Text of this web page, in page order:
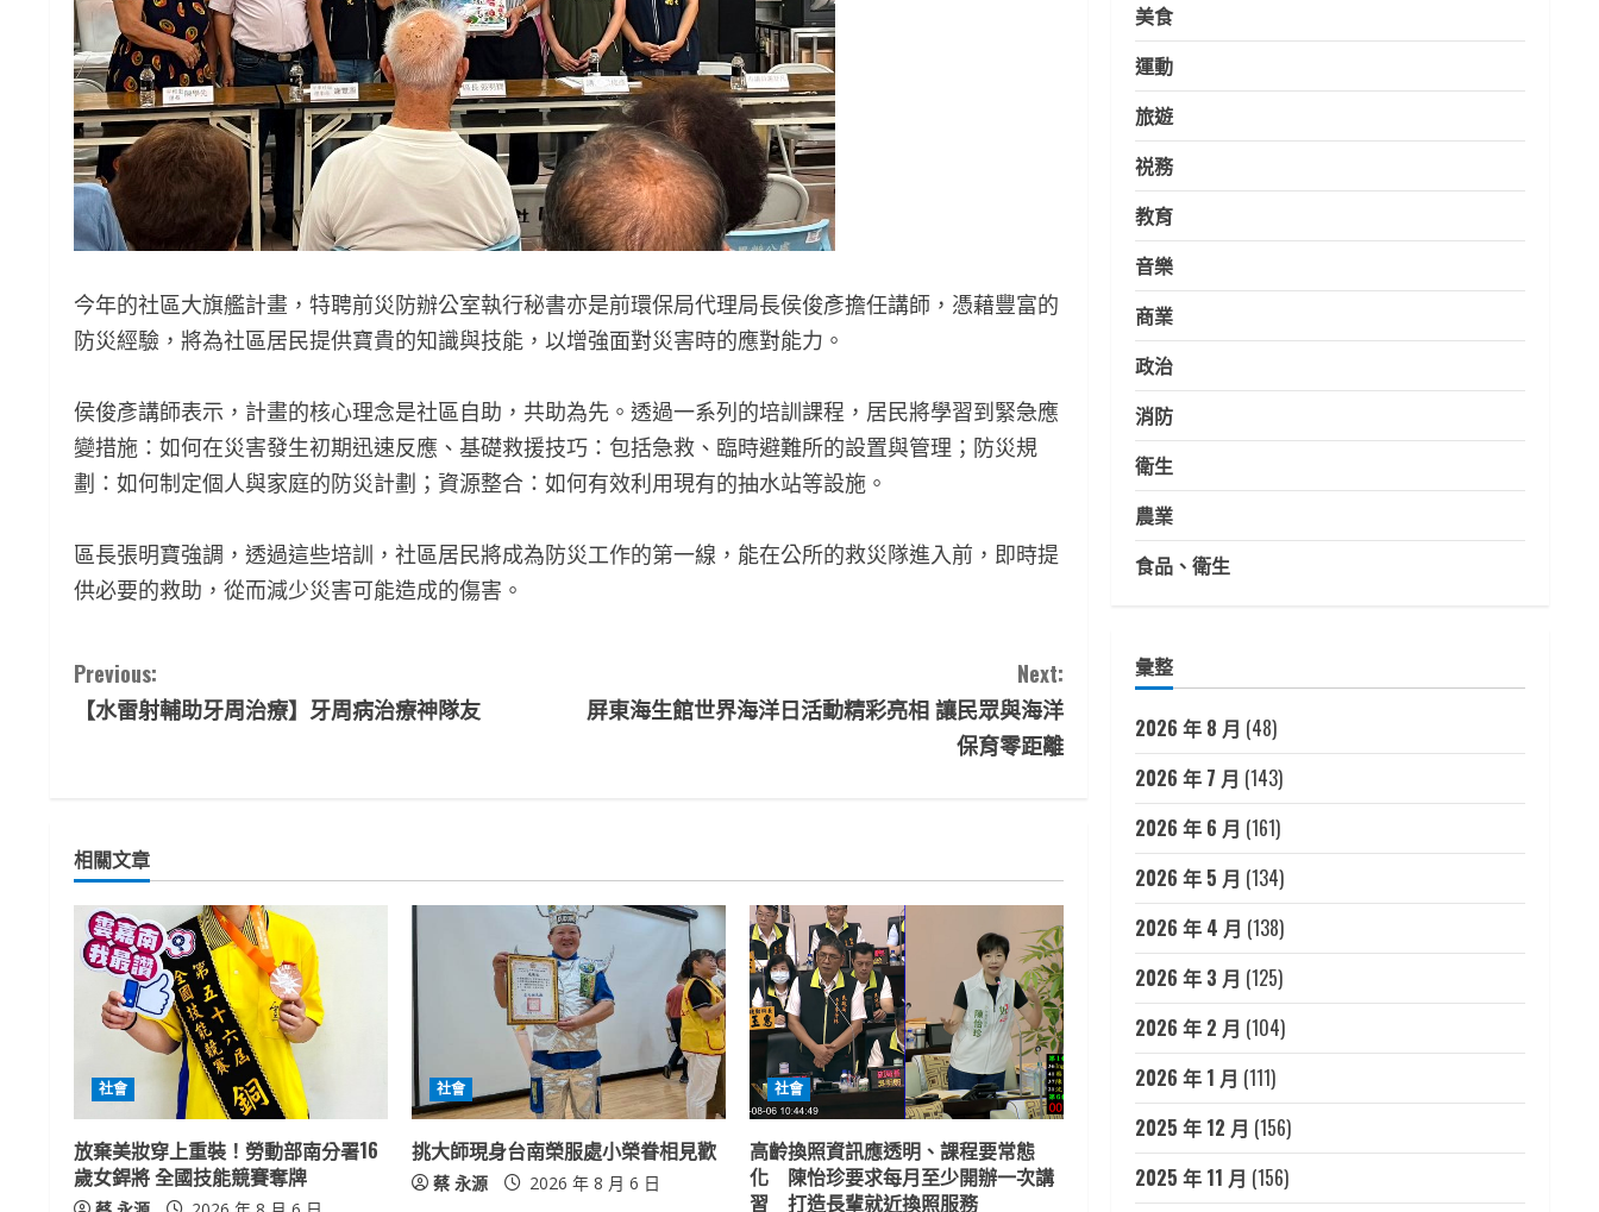
今年的社區大旗艦計畫，特聘前災防辦公室執行秘書亦是前環保局代理局長侯俊彥擔任講師，憑藉豐富的
防災經驗，將為社區居民提供寶貴的知識與技能，以增強面對災害時的應對能力。
侯俊彥講師表示，計畫的核心理念是社區自助，共助為先。透過一系列的培訓課程，居民將學習到緊急應
變措施：如何在災害發生初期迅速反應、基礎救援技巧：包括急救、臨時避難所的設置與管理；防災規
劃：如何制定個人與家庭的防災計劃；資源整合：如何有效利用現有的抽水站等設施。
區長張明寶強調，透過這些培訓，社區居民將成為防災工作的第一線，能在公所的救災隊進入前，即時提
供必要的救助，從而減少災害可能造成的傷害。
C
o
i
n
u
R
e
a
Previous:
【水雷射輔助牙周治療】牙周病治療神隊友
Next:
屏東海生館世界海洋日活動精彩亮相 讓民眾與海洋
保育零距離
相關文章
社會
放棄美妝穿上重裝！勞動部南分署16
歲女銲將 全國技能競賽奪牌
社會
挑大師現身台南榮服處小榮眷相見歡
蔡 永源 2026 年 8 月 6 日
社會
高齡換照資訊應透明、課程要常態
化 陳怡珍要求每月至少開辦一次講
習 打造長輩就近換照服務
美食
運動
旅遊
祱務
教育
音樂
商業
政治
消防
衛生
農業
食品、衛生
彙整
2026 年 8 月 (48)
2026 年 7 月 (143)
2026 年 6 月 (161)
2026 年 5 月 (134)
2026 年 4 月 (138)
2026 年 3 月 (125)
2026 年 2 月 (104)
2026 年 1 月 (111)
2025 年 12 月 (156)
2025 年 11 月 (156)